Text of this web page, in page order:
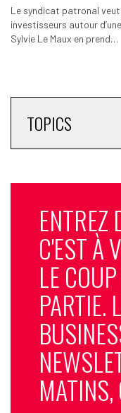
Le syndicat patronal
investisseurs autour
Sylvie Le Maux en prend…
TOPICS
ENTREZ
C'EST À
LE
PARTIE.